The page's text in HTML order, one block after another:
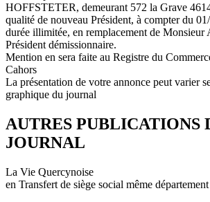
HOFFSTETER, demeurant 572 la Grave
qualité de nouveau Président, à compter du
durée illimitée, en remplacement de
Président démissionnaire.
Mention en sera faite au Registre du
Cahors
La présentation de votre annonce peut varier
graphique du journal
AUTRES PUBLICATIONS
JOURNAL
La Vie Quercynoise
en Transfert de siège social même département